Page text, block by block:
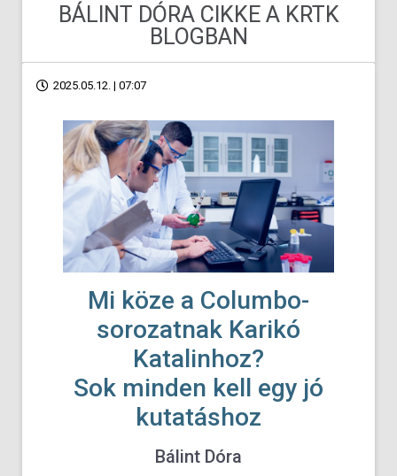
BÁLINT DÓRA CIKKE A KRTK
BLOGBAN
2025.05.12. | 07:07
Mi köze a Columbo-
sorozatnak Karikó
Katalinhoz?
Sok minden kell egy jó
kutatáshoz
Bálint Dóra